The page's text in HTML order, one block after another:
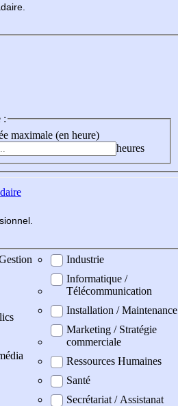
:
maximale (en heure)
heures
Industrie
Informatique /
Télécommunication
Installation / Maintenance
Marketing / Stratégie
commerciale
Ressources Humaines
Santé
Secrétariat / Assistanat